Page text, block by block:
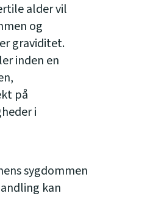
alder vil
og
graviditet.
inden en
på
i
sygdommen
kan